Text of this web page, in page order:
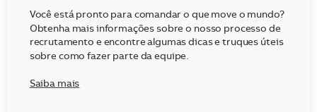
Você está pronto para comandar o que move o mundo?
Obtenha mais informações sobre o nosso processo de
recrutamento e encontre algumas dicas e truques úteis
sobre como fazer parte da equipe.
Saiba mais